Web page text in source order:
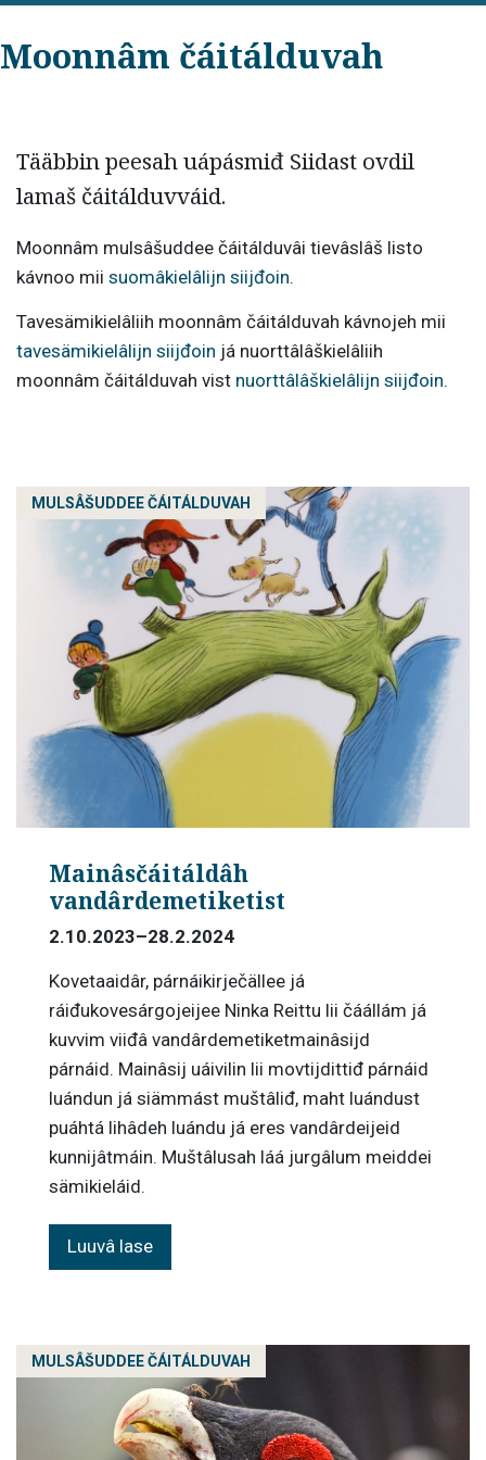
Moonnâm čáitálduvah
Tääbbin peesah uápásmiđ Siidast ovdil
lamaš čáitálduvváid.
Moonnâm mulsâšuddee čáitálduvâi tievâslâš listo
kávnoo mii suomâkielâlijn siijđoin.
Tavesämikielâliih moonnâm čáitálduvah kávnojeh mii
tavesämikielâlijn siijđoin já nuorttâlâškielâliih
moonnâm čáitálduvah vist nuorttâlâškielâlijn siijđoin.
MULSÂŠUDDEE ČÁITÁLDUVAH
Mainâsčáitáldâh
vandârdemetiketist
2.10.2023–28.2.2024
Kovetaaidâr, párnáikirječällee já
ráiđukovesárgojeijee Ninka Reittu lii čáállám já
kuvvim viiđâ vandârdemetiketmainâsijd
párnáid. Mainâsij uáivilin lii movtijdittiđ párnáid
luándun já siämmást muštâliđ, maht luándust
puáhtá lihâdeh luándu já eres vandârdeijeid
kunnijâtmáin. Muštâlusah láá jurgâlum meiddei
sämikieláid.
Luuvâ lase
MULSÂŠUDDEE ČÁITÁLDUVAH